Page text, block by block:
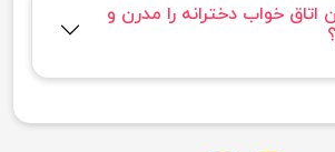
اتاق خواب دخترانه را مدرن و